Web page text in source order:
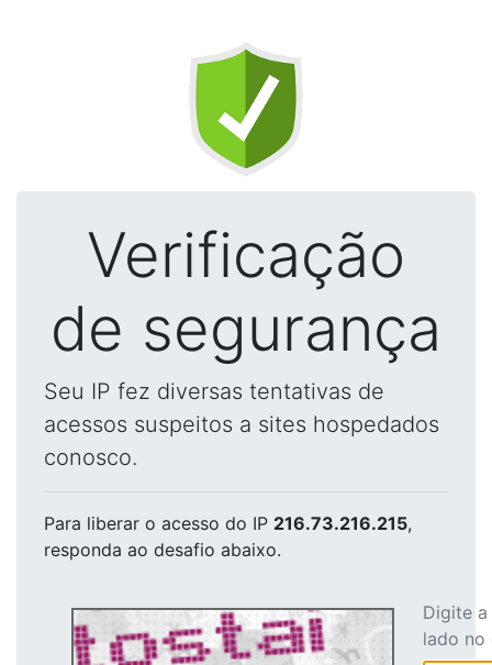
Verificação
de segurança
Seu IP fez diversas tentativas de
acessos suspeitos a sites hospedados
conosco.
Para liberar o acesso do IP 216.73.216.215,
responda ao desafio abaixo.
Digite
lado no